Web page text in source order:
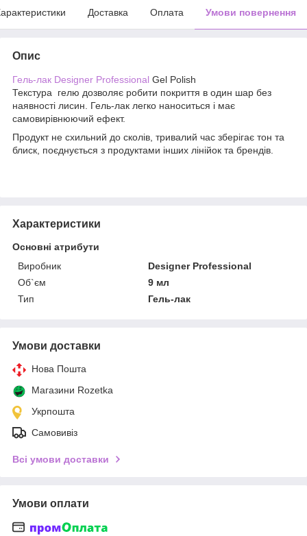
Доставка Оплата Умови повернення
Опис
Гель-лак Designer Professional Gel Polish
Текстура гелю дозволяє робити покриття в один шар без
наявності лисин. Гель-лак легко наноситься і має
самовирівнюючий ефект.
Продукт не схильний до сколів, тривалий час зберігає тон та
блиск, поєднується з продуктами інших лінійок та брендів.
Характеристики
Основні атрибути
Виробник
Designer Professional
Об`єм
9 мл
Тип
Гель-лак
Умови доставки
Нова Пошта
Магазини Rozetka
Укрпошта
Самовивіз
Всі умови доставки
Умови оплати